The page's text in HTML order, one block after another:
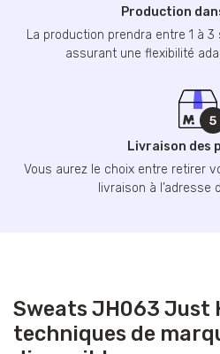
Production
La production prendra entre 1 à
assurant une flexibilité
Livraison des
Vous aurez le choix entre retirer
livraison à l’adresse
Sweats JH063 Just
techniques de